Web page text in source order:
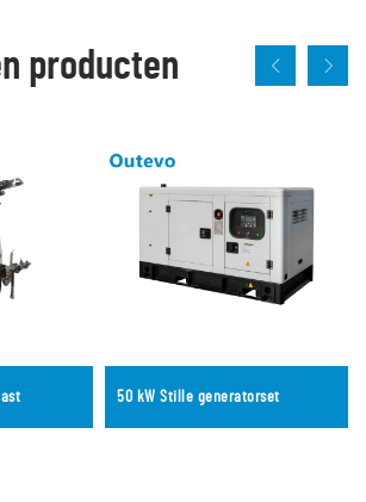
producten
50 kW Stille generatorset